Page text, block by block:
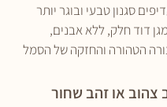
סגנון טבעי ובוגר יותר
דוד חלק, ללא אבנים,
הטהורה והחזקה של הסמל
צהוב או זהב שחור